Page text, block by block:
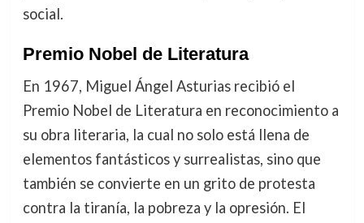
social.
Premio Nobel de Literatura
En 1967, Miguel Ángel Asturias recibió el
Premio Nobel de Literatura en reconocimiento a
su obra literaria, la cual no solo está llena de
elementos fantásticos y surrealistas, sino que
también se convierte en un grito de protesta
contra la tiranía, la pobreza y la opresión. El